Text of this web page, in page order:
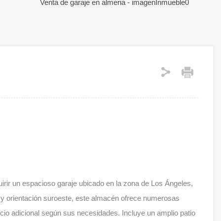
un espacioso garaje ubicado en la zona de Los Ángeles,
orientación suroeste, este almacén ofrece numerosas
adicional según sus necesidades. Incluye un amplio patio